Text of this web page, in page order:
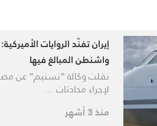
إيران تفنّد الروايات
واشنطن المبالغ فيها
نقلت وكالة “تسنيم” عن
لإجراء محادثات …
منذ 3 أشهر